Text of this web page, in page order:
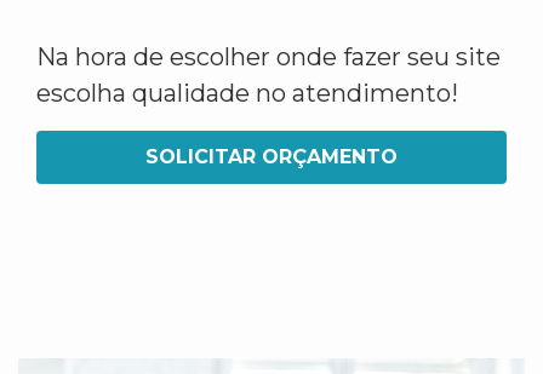
Na hora de escolher onde fazer seu site
escolha qualidade no atendimento!
SOLICITAR ORÇAMENTO